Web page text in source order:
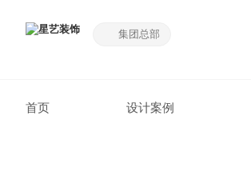
集团总部
首页 设计案例